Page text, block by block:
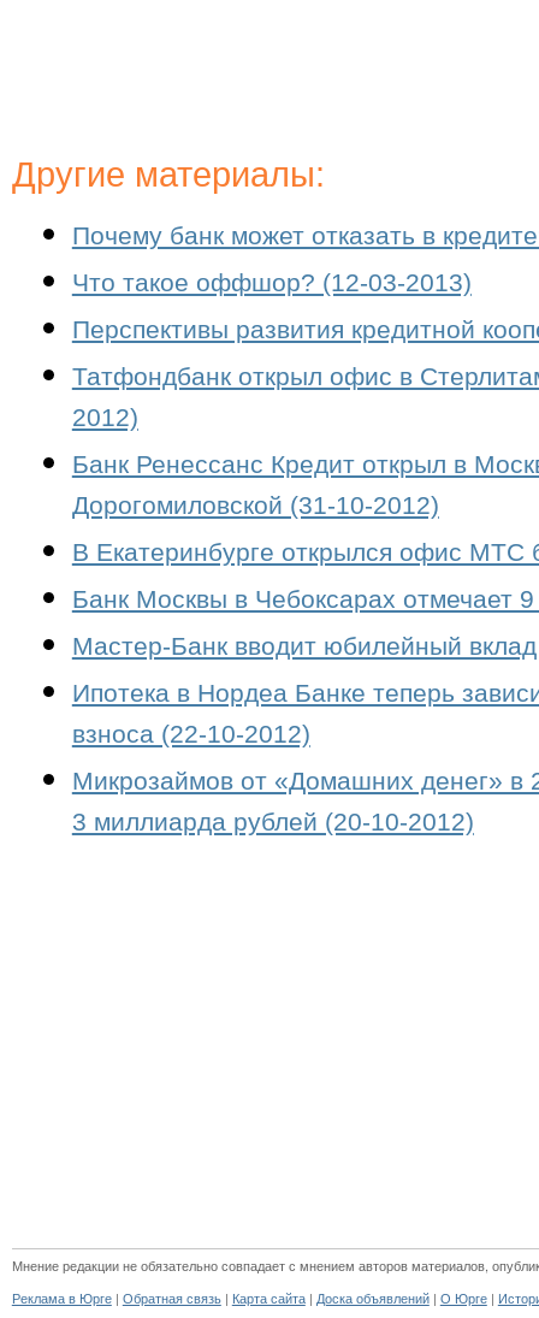
Другие материалы:
Почему банк может отказать в
Что такое оффшор? (12-03-2013)
Перспективы развития кредитной
Татфондбанк открыл офис в
2012)
Банк Ренессанс Кредит открыл в
Дорогомиловской (31-10-2012)
В Екатеринбурге открылся офис МТС
Банк Москвы в Чебоксарах отмечает
Мастер-Банк вводит юбилейный
Ипотека в Нордеа Банке теперь
взноса (22-10-2012)
Микрозаймов от «Домашних денег» в
3 миллиарда рублей (20-10-2012)
Мнение редакции не обязательно совпадает с мнением авторов материалов,
Реклама в Юрге| Обратная связь| Карта сайта| Доска объявлений| О Юрге|